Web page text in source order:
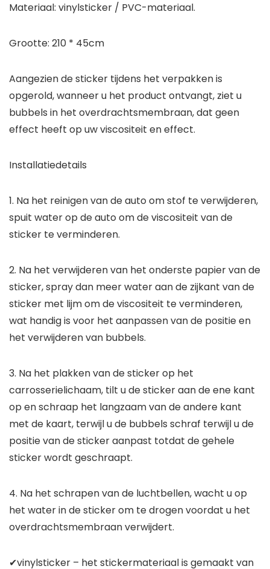
Materiaal: vinylsticker / PVC-materiaal.
Grootte: 210 * 45cm
Aangezien de sticker tijdens het verpakken is
opgerold, wanneer u het product ontvangt, ziet u
bubbels in het overdrachtsmembraan, dat geen
effect heeft op uw viscositeit en effect.
Installatiedetails
1. Na het reinigen van de auto om stof te verwijderen,
spuit water op de auto om de viscositeit van de
sticker te verminderen.
2. Na het verwijderen van het onderste papier van de
sticker, spray dan meer water aan de zijkant van de
sticker met lijm om de viscositeit te verminderen,
wat handig is voor het aanpassen van de positie en
het verwijderen van bubbels.
3. Na het plakken van de sticker op het
carrosserielichaam, tilt u de sticker aan de ene kant
op en schraap het langzaam van de andere kant
met de kaart, terwijl u de bubbels schraf terwijl u de
positie van de sticker aanpast totdat de gehele
sticker wordt geschraapt.
4. Na het schrapen van de luchtbellen, wacht u op
het water in de sticker om te drogen voordat u het
overdrachtsmembraan verwijdert.
✔vinylsticker – het stickermateriaal is gemaakt van